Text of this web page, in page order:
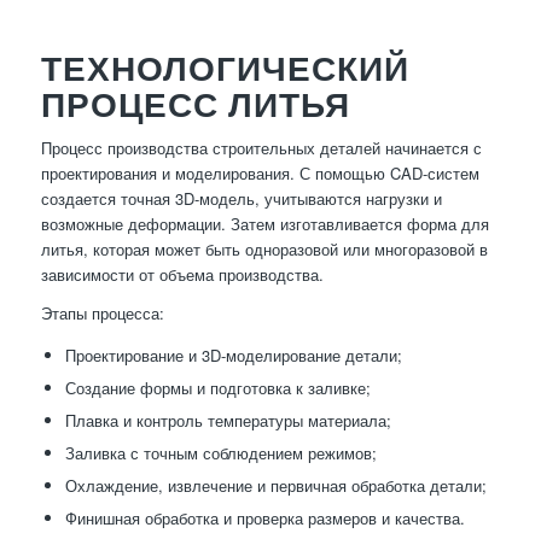
ТЕХНОЛОГИЧЕСКИЙ
ПРОЦЕСС ЛИТЬЯ
Процесс производства строительных деталей начинается с
проектирования и моделирования. С помощью CAD-систем
создается точная 3D-модель, учитываются нагрузки и
возможные деформации. Затем изготавливается форма для
литья, которая может быть одноразовой или многоразовой в
зависимости от объема производства.
Этапы процесса:
Проектирование и 3D-моделирование детали;
Создание формы и подготовка к заливке;
Плавка и контроль температуры материала;
Заливка с точным соблюдением режимов;
Охлаждение, извлечение и первичная обработка детали;
Финишная обработка и проверка размеров и качества.